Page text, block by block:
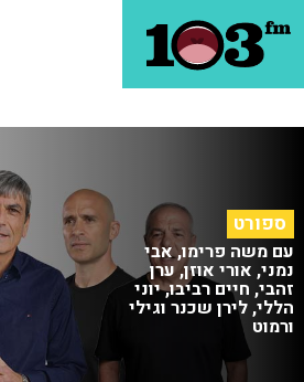
ספורט
עם משה פרימו, אבי
נמני, אורי אוזן, ערן
זהבי, חיים רביבו, יוני
הללי, לירן שכנר וגילי
ורמוט